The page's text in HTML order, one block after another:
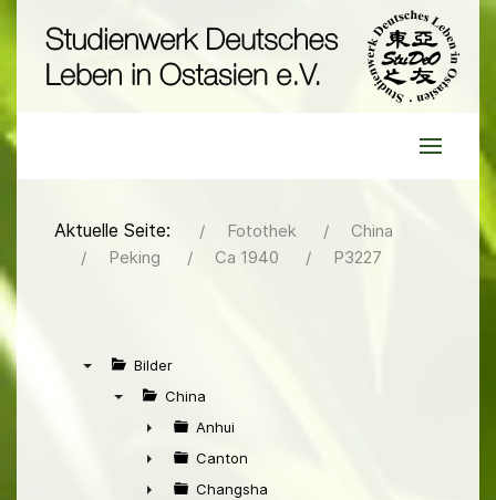
Aktuelle Seite: Fotothek
China
Peking
Ca 1940 P3227
Bilder
China
►
Anhui
►
Canton
Changsha